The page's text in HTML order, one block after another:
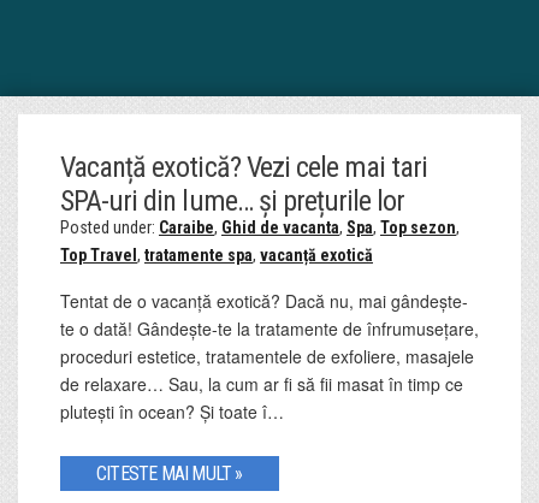
Vacanță exotică? Vezi cele mai tari
SPA-uri din lume… și prețurile lor
Posted under: Caraibe, Ghid de vacanta, Spa, Top sezon,
Top Travel , tratamente spa, vacanță exotică
Tentat de o vacanță exotică? Dacă nu, mai gândește-
te o dată! Gândește-te la tratamente de înfrumusețare,
proceduri estetice, tratamentele de exfoliere, masajele
de relaxare… Sau, la cum ar fi să fii masat în timp ce
plutești în ocean? Și toate î…
CITESTE MAI MULT »